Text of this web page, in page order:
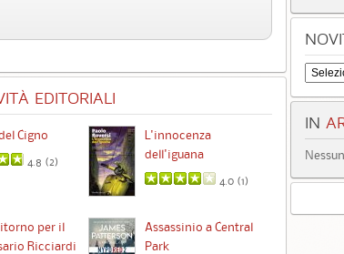
EDITORIALI
Cigno
4.8 (2)
L'innocenza
dell'iguana
4.0 (1)
per il
Ricciardi
Assassinio a Central
Park
IN